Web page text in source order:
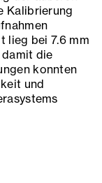
Kalibrierung
lieg bei 7.6 mm
die
konnten
und